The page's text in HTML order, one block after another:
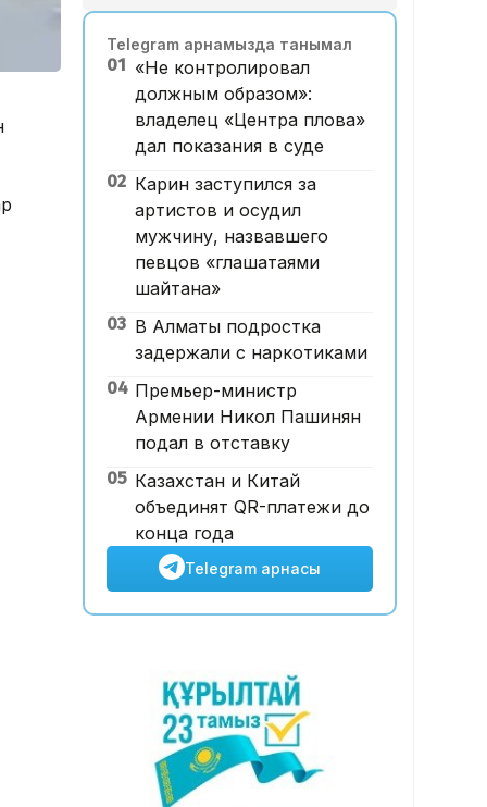
«Ресейден жеткізілген»:
Алматыда жалған көлік
нөмірлерін сатқан тұрғын
ұсталды
ЕҮАК отырысында
электрондық сауда туралы
келісімге қол қойылды
16:49, 07 Тамыз 2026
Алматыдағы «Байсат»
базары аукционда 24,7 млрд
теңгеге сатылды
Telegram арнамызда танымал
01 «Не контролировал
должным образом»:
владелец «Центра плова»
дал показания в суде
02 Карин заступился за
артистов и осудил
мужчину, назвавшего
певцов «глашатаями
шайтана»
03 В Алматы подростка
задержали с наркотиками
04 Премьер-министр
Армении Никол Пашинян
подал в отставку
05 Казахстан и Китай
объединят QR-платежи до
конца года
Telegram арнасы